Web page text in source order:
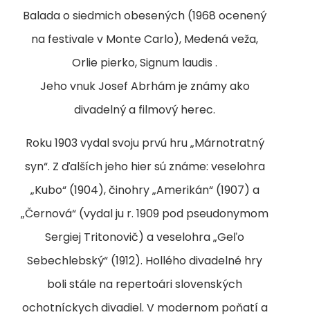
Balada o siedmich obesených (1968 ocenený
na festivale v Monte Carlo), Medená veža,
Orlie pierko, Signum laudis .
Jeho vnuk Josef Abrhám je známy ako
divadelný a filmový herec.
Roku 1903 vydal svoju prvú hru „Márnotratný
syn“. Z ďalších jeho hier sú známe: veselohra
„Kubo“ (1904), činohry „Amerikán“ (1907) a
„Černová“ (vydal ju r. 1909 pod pseudonymom
Sergiej Tritonovič) a veselohra „Geľo
Sebechlebský“ (1912). Hollého divadelné hry
boli stále na repertoári slovenských
ochotníckych divadiel. V modernom poňatí a